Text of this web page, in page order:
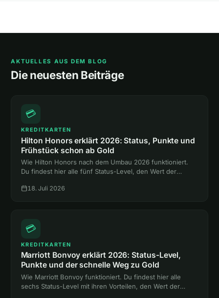
AKTUELLES AUS DEM BLOG
Die neuesten Beiträge
💳
KREDITKARTEN
Hilton Honors erklärt 2026: Status, Punkte und
Frühstück schon ab Gold
Wie Hilton Honors nach dem Umbau 2026 funktioniert.
Du findest hier alle fünf Status-Level, den Wert der
ganz ohne Hotelnacht.
18. Juli 2026
💳
KREDITKARTEN
Marriott Bonvoy erklärt 2026: Status-Level,
Punkte und der schnelle Weg zu Gold
Wie Marriott Bonvoy funktioniert. Du findest hier alle
sechs Status-Level mit ihren Vorteilen, den Wert der